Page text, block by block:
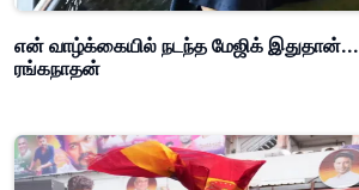
என் வாழ்க்கையில் நடந்த மேஜிக்
ரங்கநாதன்